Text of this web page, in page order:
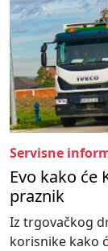
Servisne
Evo kako će
praznik
Iz trgovačkog
korisnike kako